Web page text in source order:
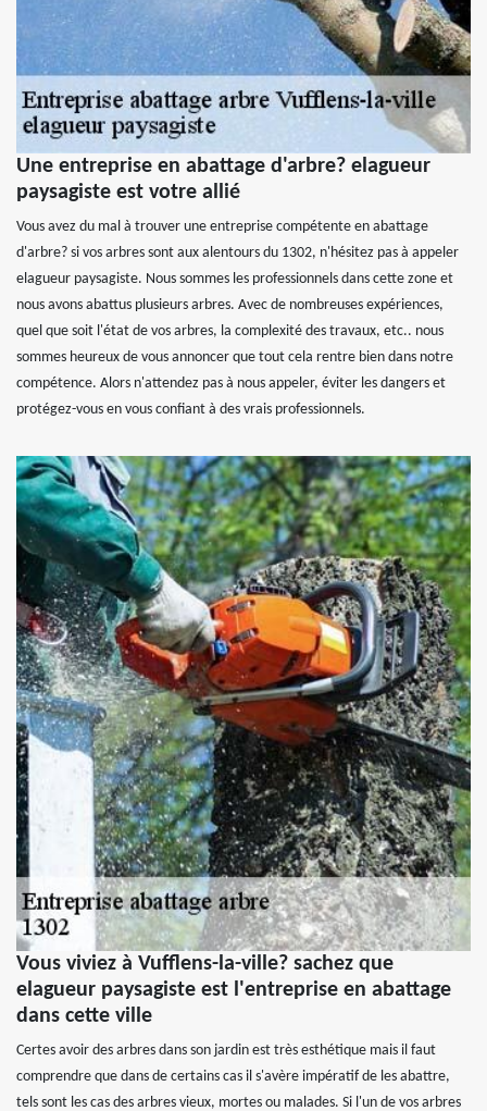
Une entreprise en abattage d'arbre? elagueur
paysagiste est votre allié
Vous avez du mal à trouver une entreprise compétente en abattage
d'arbre? si vos arbres sont aux alentours du 1302, n'hésitez pas à appeler
elagueur paysagiste. Nous sommes les professionnels dans cette zone et
nous avons abattus plusieurs arbres. Avec de nombreuses expériences,
quel que soit l'état de vos arbres, la complexité des travaux, etc.. nous
sommes heureux de vous annoncer que tout cela rentre bien dans notre
compétence. Alors n'attendez pas à nous appeler, éviter les dangers et
protégez-vous en vous confiant à des vrais professionnels.
Vous viviez à Vufflens-la-ville? sachez que
elagueur paysagiste est l'entreprise en abattage
dans cette ville
Certes avoir des arbres dans son jardin est très esthétique mais il faut
comprendre que dans de certains cas il s'avère impératif de les abattre,
tels sont les cas des arbres vieux, mortes ou malades. Si l'un de vos arbres